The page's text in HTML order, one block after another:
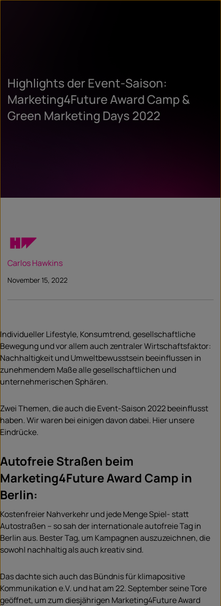
Highlights der Event-Saison:
Marketing4Future Award Camp &
Green Marketing Days 2022
Carlos Hawkins
November 15, 2022
Individueller Lifestyle, Konsumtrend, gesellschaftliche
Bewegung und vor allem auch zentraler Wirtschaftsfaktor:
Nachhaltigkeit und Umweltbewusstsein beeinflussen in
zunehmendem Maße alle gesellschaftlichen und
unternehmerischen Sphären.
Zwei Themen, die auch die Event-Saison 2022 beeinflusst
haben. Wir waren bei einigen davon dabei. Hier unsere
Eindrücke.
Autofreie Straßen beim
Marketing4Future Award Camp in
Berlin:
Kostenfreier Nahverkehr und jede Menge Spiel- statt
Autostraßen – so sah der internationale autofreie Tag in
Berlin aus. Bester Tag, um Kampagnen auszuzeichnen, die
sowohl nachhaltig als auch kreativ sind.
Das dachte sich auch das Bündnis für klimapositive
Kommunikation e.V. und hat am 22. September seine Tore
geöffnet, um zum diesjährigen Marketing4Future Award